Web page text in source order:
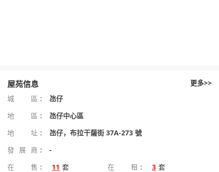
屋苑信息
更多>>
城區 : 氹仔
地區 :
氹仔中心區
地址 :
氹仔，布拉干薩街 37A-273 號
發展商 :
-
在售 : 11 套 在租 : 3 套